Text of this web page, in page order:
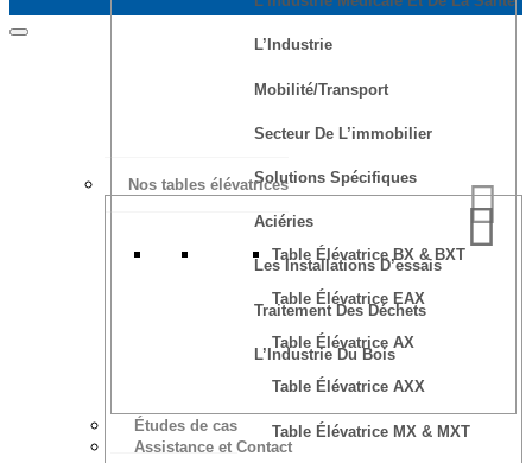
L’Industrie
Mobilité/transport
Secteur De L’immobilier
Solutions Spécifiques
Aciéries
Les Installations D’essais
Traitement Des Déchets
L’Industrie Du Bois
Études de cas
Assistance et Contact
Nos tables élévatrices
Table Élévatrice BX & BXT
Table Élévatrice EAX
Table Élévatrice AX
Table Élévatrice AXX
Table Élévatrice MX & MXT